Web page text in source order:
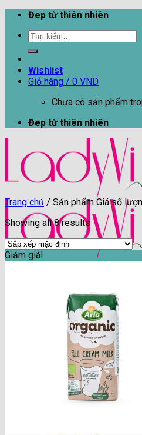
Skip
content
Đep từ thiên nhiên
Tìm
kiếm:
Wishlist
Giỏ hàng / 0 VND
Chưa có sản phẩm
Đep từ thiên nhiên
Trang chủ
Giới Thiệu
Nhận Xét của KH
Tin Tức
Chuyên mục đẹp
Chia Sẻ
DIY (Do it yourself)
Làm Đẹp
Sức Khỏe
Vào Bếp
Trang chủ / Sản phẩm Giá số
Showing all 8 results
Giảm giá!